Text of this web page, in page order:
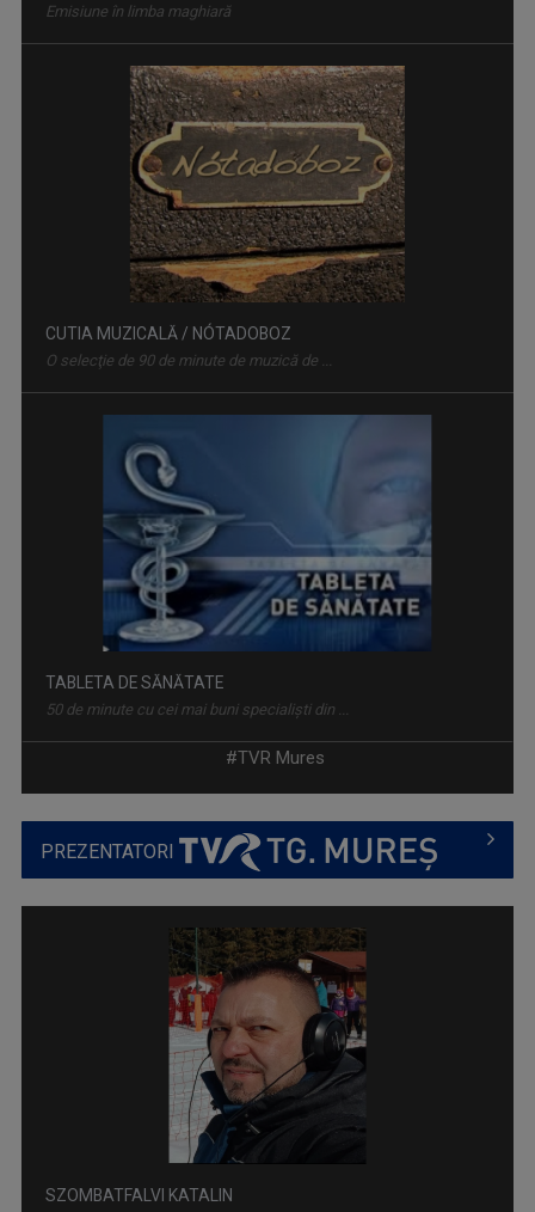
Emisiune în limba maghiară
CUTIA MUZICALĂ / NÓTADOBOZ
O selecţie de 90 de minute de muzică de ...
TABLETA DE SĂNĂTATE
50 de minute cu cei mai buni specialiști din ...
Emisiunea prezintă săptămânal, secvențe din ...
#TVR Mures
PREZENTATORI
SZOMBATFALVI KATALIN